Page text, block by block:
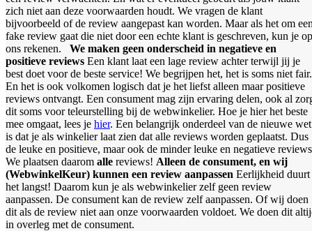
zich niet aan deze voorwaarden houdt. We vragen de klant
bijvoorbeeld of de review aangepast kan worden. Maar als het om
fake review gaat die niet door een echte klant is geschreven, kun je op
ons rekenen. We maken geen onderscheid in negatieve en
positieve reviews Een klant laat een lage review achter terwijl jij je
best doet voor de beste service! We begrijpen het, het is soms niet fair.
En het is ook volkomen logisch dat je het liefst alleen maar positieve
reviews ontvangt. Een consument mag zijn ervaring delen, ook al
dit soms voor teleurstelling bij de webwinkelier. Hoe je hier het beste
mee omgaat, lees je hier. Een belangrijk onderdeel van de nieuwe wet
is dat je als winkelier laat zien dat alle reviews worden geplaatst. Dus
de leuke en positieve, maar ook de minder leuke en negatieve
We plaatsen daarom alle reviews! Alleen de consument, en wij
(WebwinkelKeur) kunnen een review aanpassen Eerlijkheid duurt
het langst! Daarom kun je als webwinkelier zelf geen review
aanpassen. De consument kan de review zelf aanpassen. Of wij doen
dit als de review niet aan onze voorwaarden voldoet. We doen dit
in overleg met de consument.